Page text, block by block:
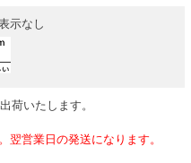
示なし
荷いたします。
翌営業日の発送になります。